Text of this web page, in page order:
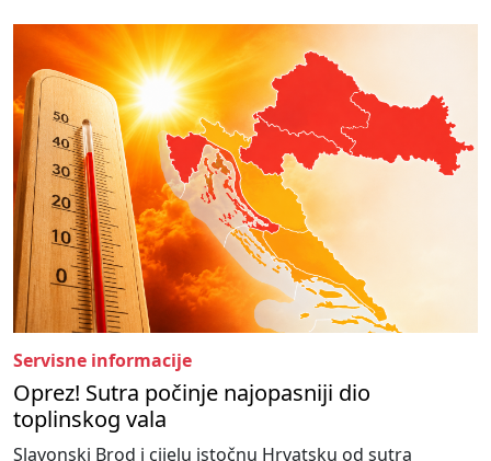
Servisne informacije
Oprez! Sutra počinje najopasniji dio
toplinskog vala
Slavonski Brod i cijelu istočnu Hrvatsku od sutra